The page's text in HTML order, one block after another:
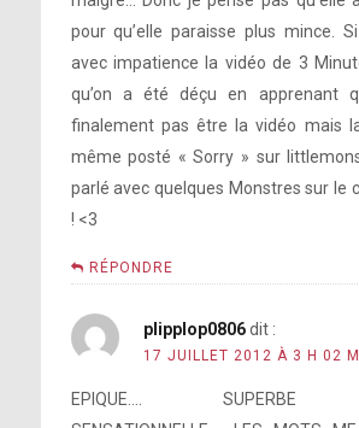
pour qu’elle paraisse plus mince.
avec impatience la vidéo de 3
qu’on a été déçu en apprenant
finalement pas être la vidéo mais
même posté « Sorry » sur
parlé avec quelques Monstres sur le
! <3
RÉPONDRE
plipplop0806 dit :
17 JUILLET 2012 À 3 H 02
EPIQUE…. SUPERBE